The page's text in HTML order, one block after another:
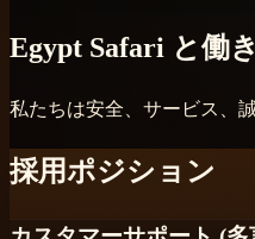
Egypt Safari と働
私たちは安全、サービス、
採用ポジション